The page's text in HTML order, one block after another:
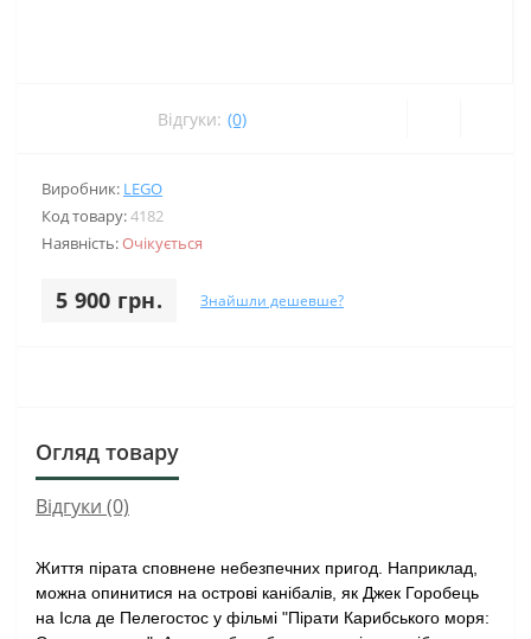
Відгуки: (0)
Виробник: LEGO
Код товару:4182
Наявність:Очікується
5 900 грн. Знайшли дешевше?
Огляд товару
Відгуки (0)
Життя пірата сповнене небезпечних пригод. Наприклад,
можна опинитися на острові канібалів, як Джек Горобець
на Ісла де Пелегостос у фільмі "Пірати Карибського моря: